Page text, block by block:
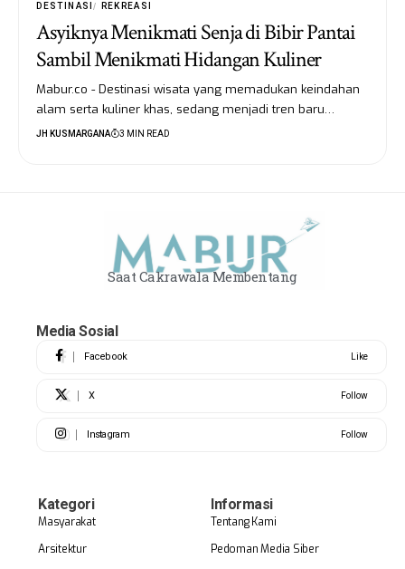
DESTINASI REKREASI
Asyiknya Menikmati Senja di Bibir Pantai
Sambil Menikmati Hidangan Kuliner
Mabur.co - Destinasi wisata yang memadukan keindahan
alam serta kuliner khas, sedang menjadi tren baru…
JH KUSMARGANA 3 MIN READ
Saat Cakrawala Membentang
Media Sosial
Facebook Like
X Follow
Instagram Follow
Kategori
Masyarakat
Arsitektur
Informasi
Tentang Kami
Pedoman Media Siber